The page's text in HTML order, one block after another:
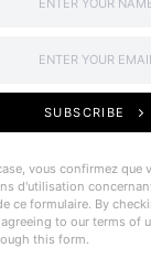
SUBSCRIBE
vous confirmez que
d'utilisation
ce formulaire. By
to our terms of
this form.